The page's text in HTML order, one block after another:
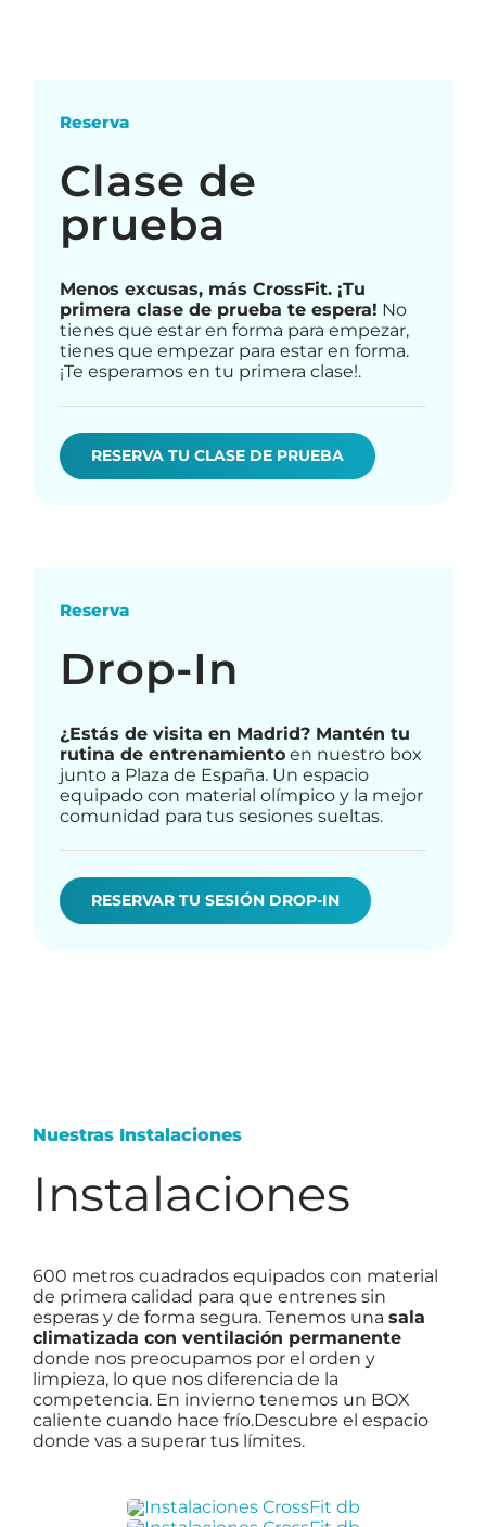
Reserva
Clase de
prueba
Menos excusas, más CrossFit. ¡Tu
primera clase de prueba te espera! No
tienes que estar en forma para empezar,
tienes que empezar para estar en forma.
¡Te esperamos en tu primera clase!.
RESERVA TU CLASE DE PRUEBA
Reserva
Drop-In
¿Estás de visita en Madrid? Mantén tu
rutina de entrenamiento en nuestro box
junto a Plaza de España. Un espacio
equipado con material olímpico y la mejor
comunidad para tus sesiones sueltas.
RESERVAR TU SESIÓN DROP-IN
Nuestras Instalaciones
Instalaciones
600 metros cuadrados equipados con material
de primera calidad para que entrenes sin
esperas y de forma segura. Tenemos una sala
climatizada con ventilación permanente
donde nos preocupamos por el orden y
limpieza, lo que nos diferencia de la
competencia. En invierno tenemos un BOX
caliente cuando hace frío.Descubre el espacio
donde vas a superar tus límites.